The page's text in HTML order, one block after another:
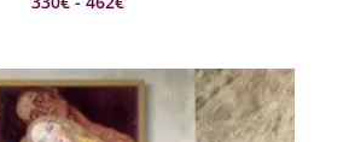
precios:
desde
330€